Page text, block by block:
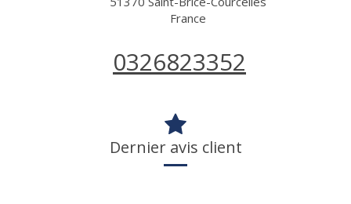
France
0326823352
Dernier avis client